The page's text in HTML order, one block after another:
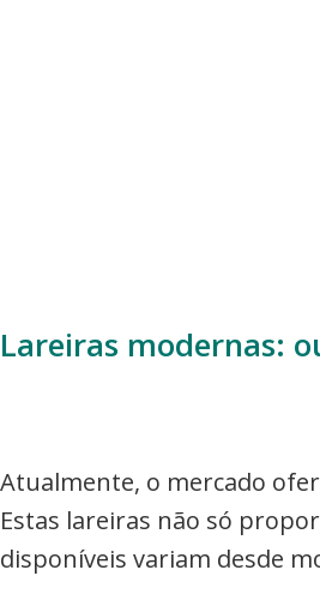
Lareiras modernas:
Atualmente, o mercado
Estas lareiras não só
disponíveis variam desde